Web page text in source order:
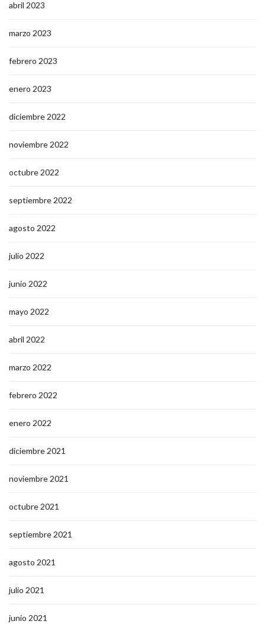
abril 2023
marzo 2023
febrero 2023
enero 2023
diciembre 2022
noviembre 2022
octubre 2022
septiembre 2022
agosto 2022
julio 2022
junio 2022
mayo 2022
abril 2022
marzo 2022
febrero 2022
enero 2022
diciembre 2021
noviembre 2021
octubre 2021
septiembre 2021
agosto 2021
julio 2021
junio 2021